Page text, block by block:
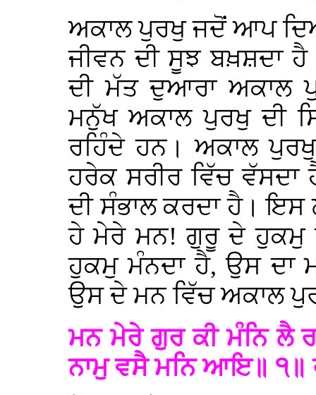
ਅਕਾਲ ਪੁਰਖੁ ਜਦੋਂ ਆਪ
ਜੀਵਨ ਦੀ ਸੂਝ ਬਖ਼ਸ਼ਦਾ
ਦੀ ਮੱਤ ਦੁਆਰਾ ਅਕਾਲ
ਮਨੁੱਖ ਅਕਾਲ ਪੁਰਖੁ ਦੀ
ਰਹਿੰਦੇ ਹਨ। ਅਕਾਲ
ਹਰੇਕ ਸਰੀਰ ਵਿੱਚ ਵੱਸਦਾ
ਦੀ ਸੰਭਾਲ ਕਰਦਾ ਹੈ।
ਹੇ ਮੇਰੇ ਮਨ! ਗੁਰੂ ਦੇ ਹੁਕਮੁ
ਹੁਕਮੁ ਮੰਨਦਾ ਹੈ, ਉਸ ਦਾ
ਉਸ ਦੇ ਮਨ ਵਿੱਚ ਅਕਾਲ
ਮਨ ਮੇਰੇ ਗੁਰ ਕੀ ਮੰਨਿ ਲੈ
ਨਾਮੁ ਵਸੈ ਮਨਿ ਆਇ॥ ੧॥